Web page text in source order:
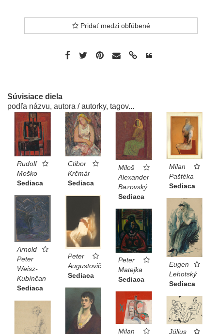
Pridať medzi obľúbené
Súvisiace diela
podľa názvu, autora / autorky, tagov...
Rudolf
Moško
Sediaca
Ctibor
Krčmár
Sediaca
Miloš
Alexander
Bazovský
Sediaca
Milan
Paštéka
Sediaca
Arnold
Peter
Weisz-
Kubínčan
Sediaca
Peter
Augustovič
Sediaca
Eugen
Lehotský
Sediaca
Peter
Matejka
Sediaca
Milan Július